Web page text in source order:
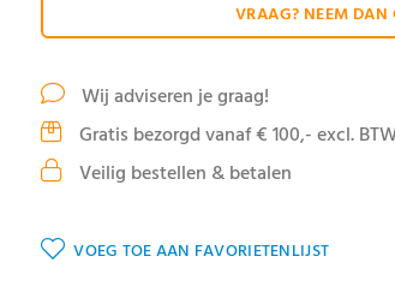
VRAAG? NEEM DAN
Wij adviseren je graag!
Gratis bezorgd vanaf € 100,- excl.
Veilig bestellen & betalen
VOEG TOE AAN FAVORIETENLIJST